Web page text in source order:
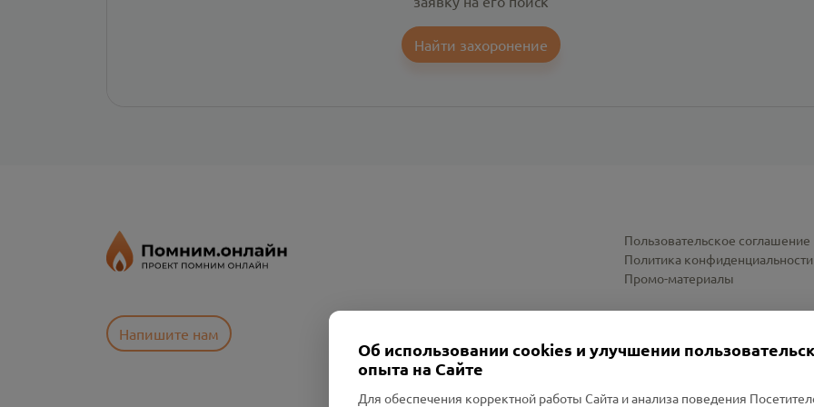
Найти захоронение
Напишите нам
Пользовательское соглашение
Политика конфиденциальности
Промо-материалы
Об использовании cookies и улучшении
опыта на Сайте
Для обеспечения корректной работы Сайта и анализа поведения